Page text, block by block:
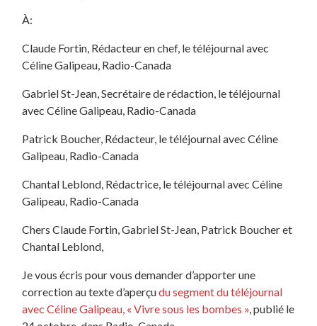
À:
Claude Fortin, Rédacteur en chef, le téléjournal avec
Céline Galipeau, Radio-Canada
Gabriel St-Jean, Secrétaire de rédaction, le téléjournal
avec Céline Galipeau, Radio-Canada
Patrick Boucher, Rédacteur, le téléjournal avec Céline
Galipeau, Radio-Canada
Chantal Leblond, Rédactrice, le téléjournal avec Céline
Galipeau, Radio-Canada
Chers Claude Fortin, Gabriel St-Jean, Patrick Boucher et
Chantal Leblond,
Je vous écris pour vous demander d’apporter une
correction au texte d’aperçudu segment du téléjournal
avec Céline Galipeau, « Vivre sous les bombes », publié le